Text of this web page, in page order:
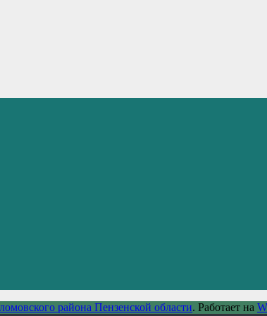
района Пензенской области. Работает на